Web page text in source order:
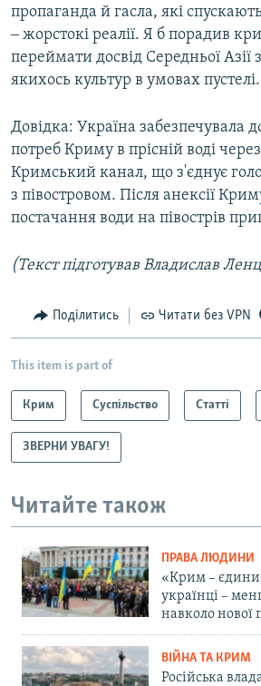
пропаганда й гасла, які
‒ жорстокі реалії. Я б порадив
переймати досвід Середньої
якихось культур в умовах пустелі.
Довідка: Україна забезпечувала
потреб Криму в прісній воді
Кримський канал, що з'єднує
з півостровом. Після анексії
постачання води на півострів
(Текст підготував Владислав
Поділитись Читати без VPN
This item is part of
Крим Суспільство Статті
ЗВЕРНИ УВАГУ!
Читайте також
ПРАВА ЛЮДИНИ
«Крим –
українці –
навколо нової
ВІЙНА ТА КРИМ
Російська